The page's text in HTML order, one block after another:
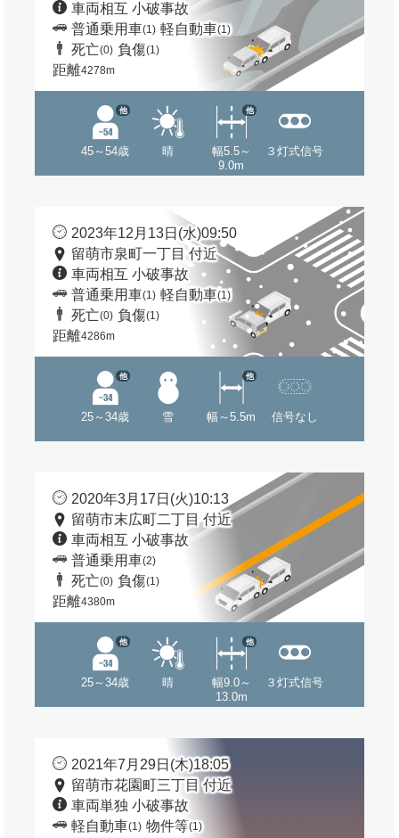
車両相互 小破事故
普通乗用車(1) 軽自動車(1)
死亡(0) 負傷(1)
距離4278m
45～54歳
他
晴
幅5.5～
9.0m
他
３灯式信号
2023年12月13日(水)09:50
留萌市泉町一丁目 付近
車両相互 小破事故
普通乗用車(1) 軽自動車(1)
死亡(0) 負傷(1)
距離4286m
25～34歳
他
雪 幅～5.5m
他
信号なし
2020年3月17日(火)10:13
留萌市末広町二丁目 付近
車両相互 小破事故
普通乗用車(2)
死亡(0) 負傷(1)
距離4380m
25～34歳
他
晴
幅9.0～
13.0m
他
３灯式信号
2021年7月29日(木)18:05
留萌市花園町三丁目 付近
車両単独 小破事故
軽自動車(1) 物件等(1)